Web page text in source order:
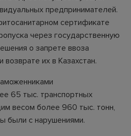
предпринимателей.
сертификате
через государственную
о запрете ввоза
возврате их в Казахстан.
65 тыс. транспортных
весом более 960 тыс. тонн,
были с нарушениями.